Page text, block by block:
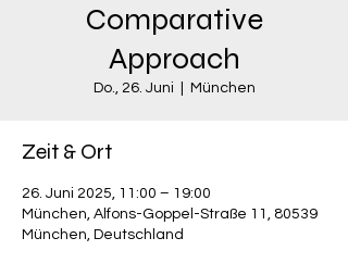
Comparative
Approach
Do., 26. Juni München
Zeit & Ort
26. Juni 2025, 11:00 – 19:00
München, Alfons-Goppel-Straße 11, 80539
München, Deutschland